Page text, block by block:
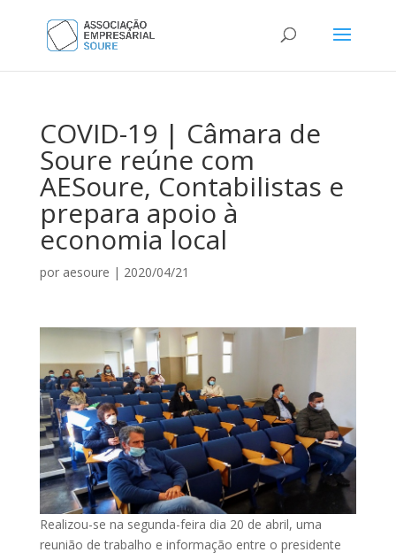
COVID-19 | Câmara de
Soure reúne com
AESoure, Contabilistas e
prepara apoio à
economia local
por aesoure | 2020/04/21
Realizou-se na segunda-feira dia 20 de abril, uma
reunião de trabalho e informação entre o presidente